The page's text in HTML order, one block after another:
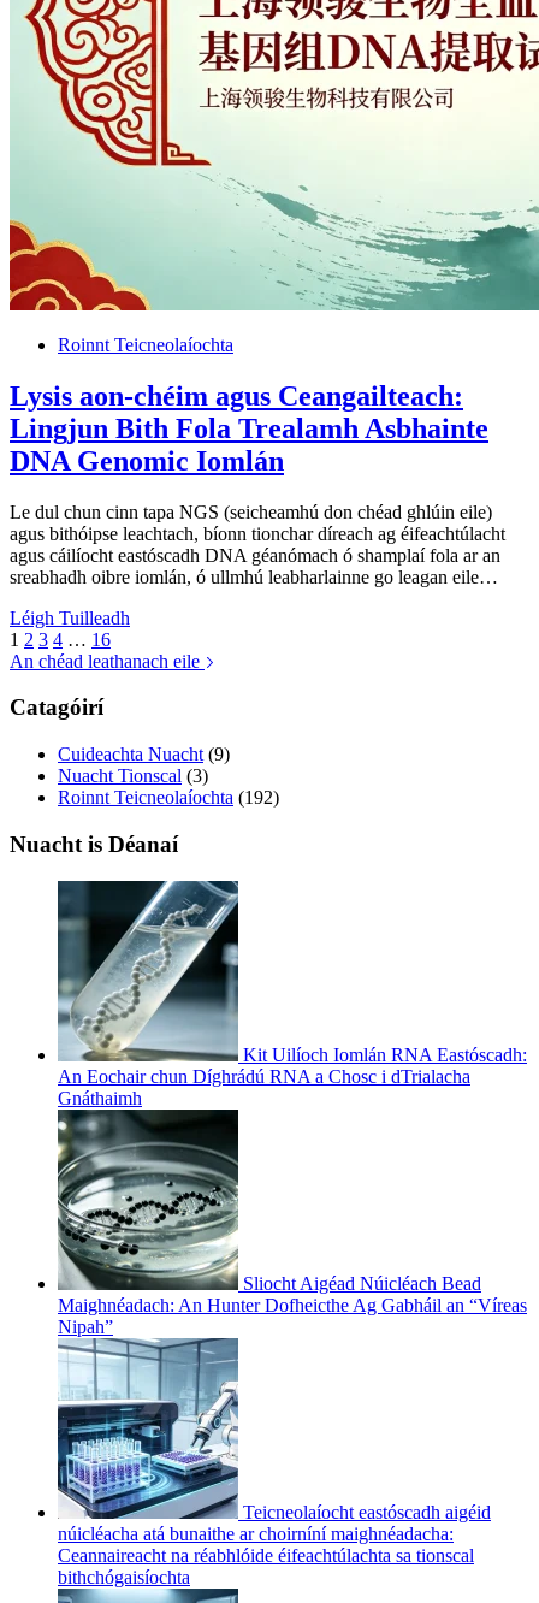
Roinnt Teicneolaíochta
Lysis aon-chéim agus Ceangailteach:
Lingjun Bith Fola Trealamh Asbhainte
DNA Genomic Iomlán
Le dul chun cinn tapa NGS (seicheamhú don chéad ghlúin eile)
agus bithóipse leachtach, bíonn tionchar díreach ag éifeachtúlacht
agus cáilíocht eastóscadh DNA géanómach ó shamplaí fola ar an
sreabhadh oibre iomlán, ó ullmhú leabharlainne go leagan eile…
Léigh Tuilleadh
1 2 3 4 … 16
An chéad leathanach eile
Catagóirí
Cuideachta Nuacht (9)
Nuacht Tionscal (3)
Roinnt Teicneolaíochta (192)
Nuacht is Déanaí
Kit Uilíoch Iomlán RNA Eastóscadh:
An Eochair chun Díghrádú RNA a Chosc i dTrialacha
Gnáthaimh
Sliocht Aigéad Núicléach Bead
Maighnéadach: An Hunter Dofheicthe Ag Gabháil an “Víreas
Nipah”
Teicneolaíocht eastóscadh aigéid
núicléacha atá bunaithe ar choirníní maighnéadacha:
Ceannaireacht na réabhlóide éifeachtúlachta sa tionscal
bithchógaisíochta